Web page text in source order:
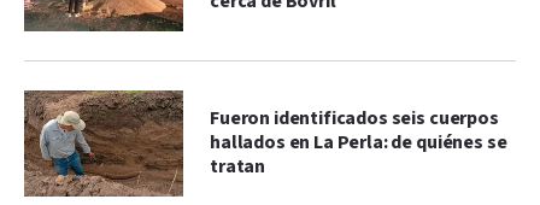
Fueron identificados seis cuerpos
hallados en La Perla: de quiénes se
tratan